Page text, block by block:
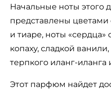
Начальные ноты этого
представлены
и тиаре, ноты «сердца»
копаху, сладкой
терпкого иланг-иланга
Этот парфюм найдет